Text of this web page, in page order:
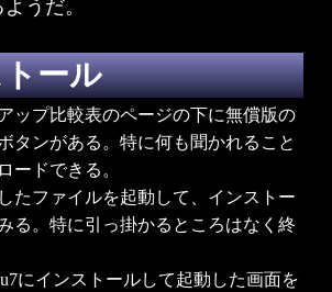
うだ。
ール
ップ比較表のページの下に無償版の
タンがある。特に何も聞かれること
ードできる。
たファイルを起動して、インストー
る。特に引っ掛かるところはなく終
にインストールして起動した画面を